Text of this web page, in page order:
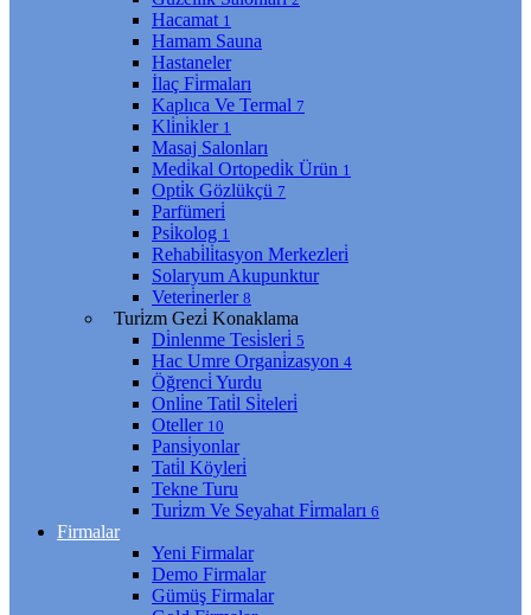
Hacamat 1
Hamam Sauna
Hastaneler
İlaç Fi̇rmaları
Kaplıca Ve Termal 7
Kli̇ni̇kler 1
Masaj Salonları
Medi̇kal Ortopedi̇k Ürün 1
Opti̇k Gözlükçü 7
Parfümeri̇
Psi̇kolog 1
Rehabi̇li̇tasyon Merkezleri̇
Solaryum Akupunktur
Veteri̇nerler 8
Turi̇zm Gezi̇ Konaklama
Di̇nlenme Tesi̇sleri̇ 5
Hac Umre Organi̇zasyon 4
Öğrenci̇ Yurdu
Onli̇ne Tati̇l Si̇teleri̇
Oteller 10
Pansi̇yonlar
Tati̇l Köyleri̇
Tekne Turu
Turi̇zm Ve Seyahat Fi̇rmaları 6
Firmalar
Yeni Firmalar
Demo Firmalar
Gümüş Firmalar